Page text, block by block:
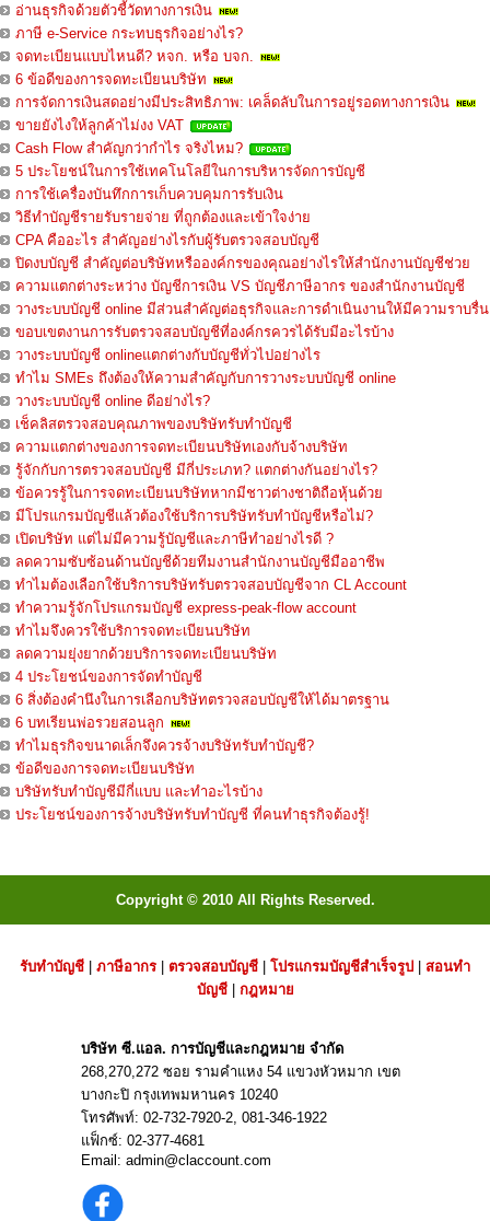
อ่านธุรกิจด้วยตัวชี้วัดทางการเงิน
ภาษี e-Service กระทบธุรกิจอย่างไร?
จดทะเบียนแบบไหนดี? หจก. หรือ บจก.
6 ข้อดีของการจดทะเบียนบริษัท
การจัดการเงินสดอย่างมีประสิทธิภาพ: เคล็ดลับในการอยู่รอดทางการเงิน
ขายยังไงให้ลูกค้าไม่งง VAT
Cash Flow สำคัญกว่ากำไร จริงไหม?
5 ประโยชน์ในการใช้เทคโนโลยีในการบริหารจัดการบัญชี
การใช้เครื่องบันทึกการเก็บควบคุมการรับเงิน
วิธีทำบัญชีรายรับรายจ่าย ที่ถูกต้องและเข้าใจง่าย
CPA คืออะไร สำคัญอย่างไรกับผู้รับตรวจสอบบัญชี
ปิดงบบัญชี สำคัญต่อบริษัทหรือองค์กรของคุณอย่างไรให้สำนักงานบัญชีช่วย
ความแตกต่างระหว่าง บัญชีการเงิน VS บัญชีภาษีอากร ของสำนักงานบัญชี
วางระบบบัญชี online มีส่วนสำคัญต่อธุรกิจและการดำเนินงานให้มีความราบรื่น
ขอบเขตงานการรับตรวจสอบบัญชีที่องค์กรควรได้รับมีอะไรบ้าง
วางระบบบัญชี onlineแตกต่างกับบัญชีทั่วไปอย่างไร
ทำไม SMEs ถึงต้องให้ความสำคัญกับการวางระบบบัญชี online
วางระบบบัญชี online ดีอย่างไร?
เช็คลิสตรวจสอบคุณภาพของบริษัทรับทำบัญชี
ความแตกต่างของการจดทะเบียนบริษัทเองกับจ้างบริษัท
รู้จักกับการตรวจสอบบัญชี มีกี่ประเภท? แตกต่างกันอย่างไร?
ข้อควรรู้ในการจดทะเบียนบริษัทหากมีชาวต่างชาติถือหุ้นด้วย
มีโปรแกรมบัญชีแล้วต้องใช้บริการบริษัทรับทำบัญชีหรือไม่?
เปิดบริษัท แต่ไม่มีความรู้บัญชีและภาษีทำอย่างไรดี ?
ลดความซับซ้อนด้านบัญชีด้วยทีมงานสำนักงานบัญชีมืออาชีพ
ทำไมต้องเลือกใช้บริการบริษัทรับตรวจสอบบัญชีจาก CL Account
ทำความรู้จักโปรแกรมบัญชี express-peak-flow account
ทำไมจึงควรใช้บริการจดทะเบียนบริษัท
ลดความยุ่งยากด้วยบริการจดทะเบียนบริษัท
4 ประโยชน์ของการจัดทำบัญชี
6 สิ่งต้องคำนึงในการเลือกบริษัทตรวจสอบบัญชีให้ได้มาตรฐาน
6 บทเรียนพ่อรวยสอนลูก
ทำไมธุรกิจขนาดเล็กจึงควรจ้างบริษัทรับทำบัญชี?
ข้อดีของการจดทะเบียนบริษัท
บริษัทรับทำบัญชีมีกี่แบบ และทำอะไรบ้าง
ประโยชน์ของการจ้างบริษัทรับทำบัญชี ที่คนทำธุรกิจต้องรู้!
Copyright © 2010 All Rights Reserved.
รับทำบัญชี ภาษีอากร ตรวจสอบบัญชี โปรแกรมบัญชีสำเร็จรูป
สอนทำ
บัญชี| กฎหมาย
บริษัท ซี.แอล. การบัญชีและกฎหมาย จำกัด
268,270,272 ซอย รามคำแหง 54 แขวงหัวหมาก เขต
บางกะปิ กรุงเทพมหานคร 10240
โทรศัพท์: 02-732-7920-2, 081-346-1922
แฟ็กซ์: 02-377-4681
Email: admin@claccount.com